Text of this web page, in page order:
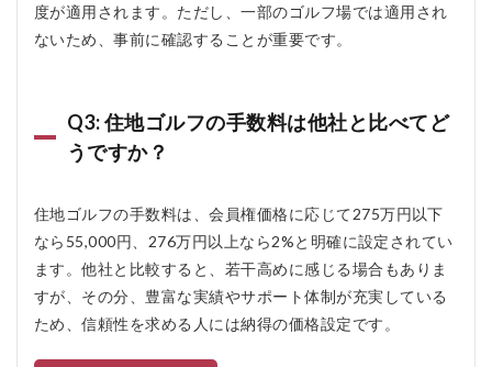
度が適用されます。ただし、一部のゴルフ場では適用され
ないため、事前に確認することが重要です。
Q3: 住地ゴルフの手数料は他社と比べてど
うですか？
住地ゴルフの手数料は、会員権価格に応じて275万円以下
なら55,000円、276万円以上なら2%と明確に設定されてい
ます。他社と比較すると、若干高めに感じる場合もありま
すが、その分、豊富な実績やサポート体制が充実している
ため、信頼性を求める人には納得の価格設定です。